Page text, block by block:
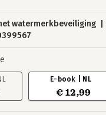
watermerkbeveiliging
E-book | NL
€ 12,99